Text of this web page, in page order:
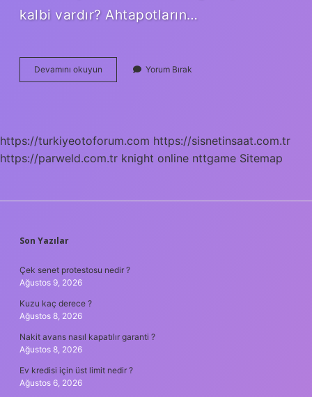
kalbi vardır? Ahtapotların…
Devamını okuyun
Hayvanın
Vardır
Yorum Bırak
https://turkiyeotoforum.com https://sisnetinsaat.com.tr
https://parweld.com.tr knight online nttgame Sitemap
SIDEBAR
Son Yazılar
Çek senet protestosu nedir ?
Ağustos 9, 2026
Kuzu kaç derece ?
Ağustos 8, 2026
Nakit avans nasıl kapatılır garanti ?
Ağustos 8, 2026
Ev kredisi için üst limit nedir ?
Ağustos 6, 2026